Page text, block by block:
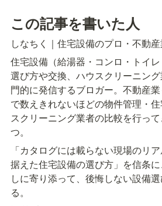
この記事を書いた人
しなちく｜住宅設備のプロ・不動
住宅設備（給湯器・コンロ・トイ
選び方や交換、ハウスクリーニン
門的に発信するブロガー。不動産
で数えきれないほどの物件管理・
スクリーニング業者の比較を行っ
つ。
「カタログには載らない現場のリ
据えた住宅設備の選び方」を信条
しに寄り添って、後悔しない設備
る。